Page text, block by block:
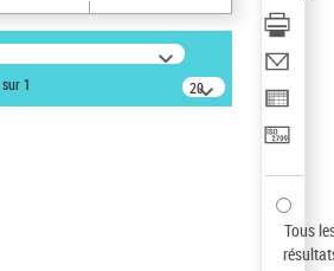
sur 1
20
résultats/page
Tous